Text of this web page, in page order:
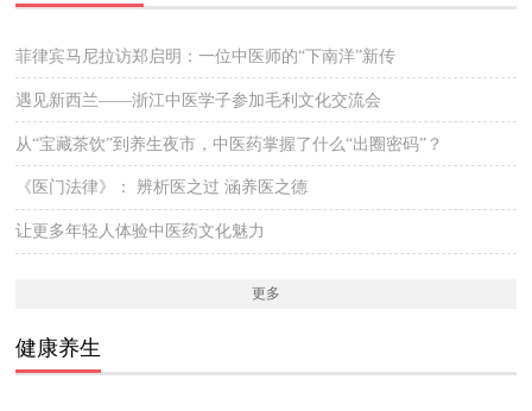
菲律宾马尼拉访郑启明：一位中医师的“下南洋”新传
遇见新西兰——浙江中医学子参加毛利文化交流会
从“宝藏茶饮”到养生夜市，中医药掌握了什么“出圈密码”？
《医门法律》： 辨析医之过 涵养医之德
让更多年轻人体验中医药文化魅力
更多
健康养生